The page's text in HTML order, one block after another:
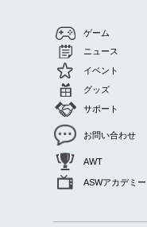
ゲーム
ニュース
イベント
グッズ
サポート
お問い合わせ
AWT
ASWアカデミー